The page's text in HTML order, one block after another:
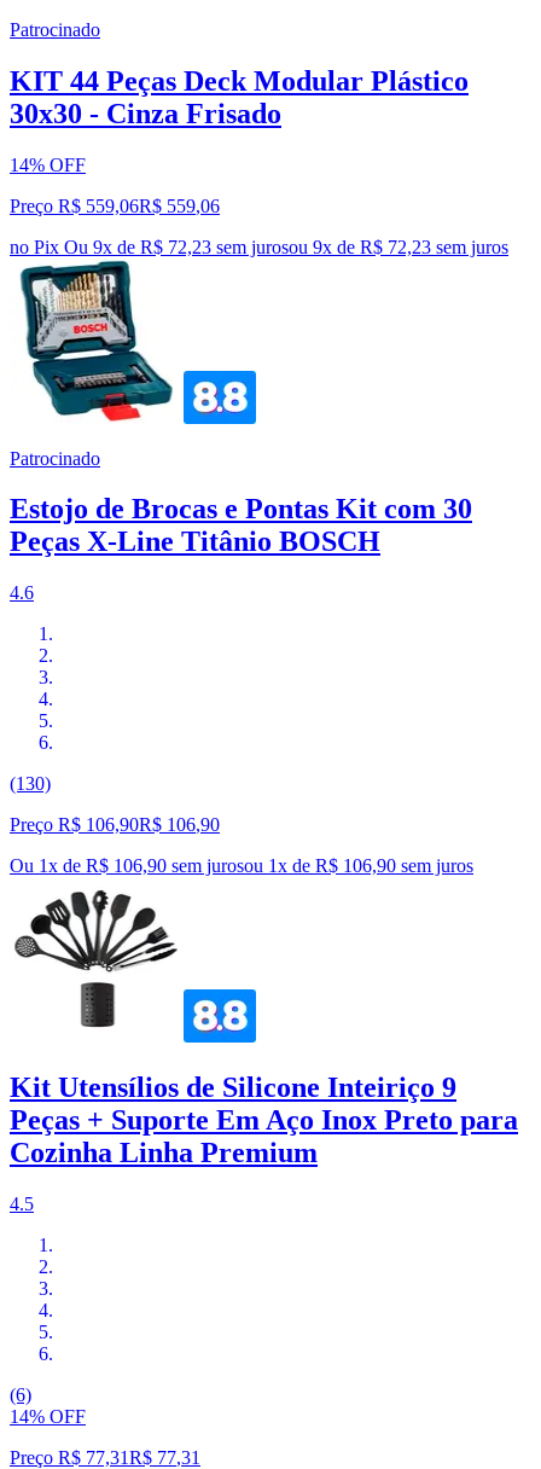
Patrocinado
KIT 44 Peças Deck Modular Plástico
30x30 - Cinza Frisado
14% OFF
Preço R$ 559,06R$ 559,06
no Pix Ou 9x de R$ 72,23 sem jurosou 9x de R$ 72,23 sem juros
Patrocinado
Estojo de Brocas e Pontas Kit com 30
Peças X-Line Titânio BOSCH
4.6
(130)
Preço R$ 106,90R$ 106,90
Ou 1x de R$ 106,90 sem jurosou 1x de R$ 106,90 sem juros
Kit Utensílios de Silicone Inteiriço 9
Peças + Suporte Em Aço Inox Preto para
Cozinha Linha Premium
4.5
(6)
14% OFF
Preço R$ 77,31R$ 77,31